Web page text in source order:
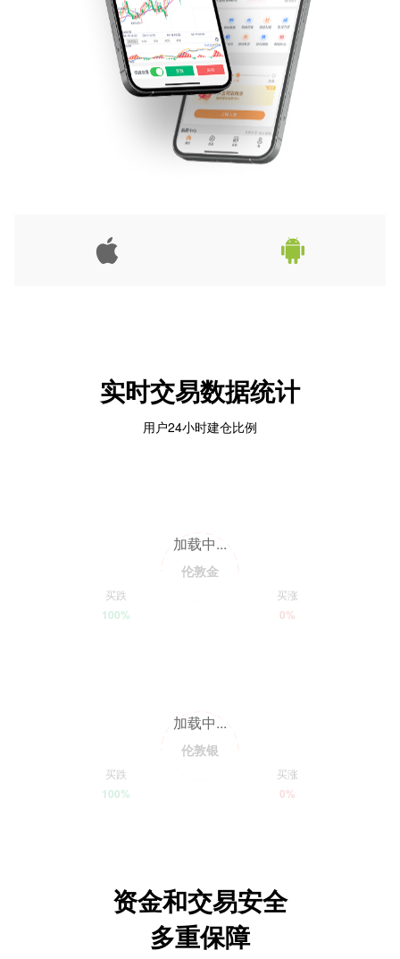
实时交易数据统计
用户24小时建仓比例
加载中...
伦敦金
买跌
100%
买涨
0%
加载中...
伦敦银
买跌
100%
买涨
0%
资金和交易安全
多重保障